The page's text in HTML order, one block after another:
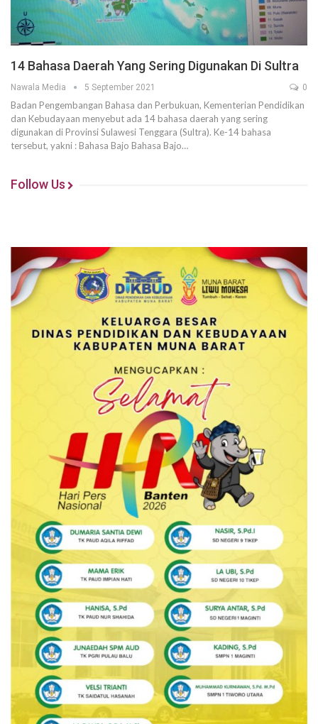
14 Bahasa Daerah Yang Sering Digunakan Di Sultra
Nawala Media 5 September 2021 0
Badan Pengembangan Bahasa dan Perbukuan, Kementerian Pendidikan
dan Kebudayaan menyebut ada 14 bahasa daerah yang sering
digunakan di Provinsi Sulawesi Tenggara (Sultra). Ke-14 bahasa
tersebut, yakni : Bahasa Bajo Bahasa Bajo…
Follow Us